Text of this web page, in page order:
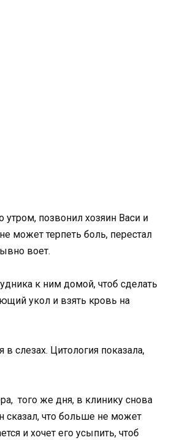
утром, позвонил хозяин Васи и
может терпеть боль, перестал
воет.
к ним домой, чтоб сделать
укол и взять кровь на
в слезах. Цитология показала,
того же дня, в клинику снова
сказал, что больше не может
и хочет его усыпить, чтоб